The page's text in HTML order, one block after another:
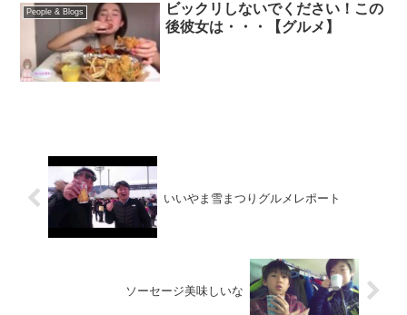
People & Blogs
ビックリしないでください！この
後彼女は・・・【グルメ】
いいやま雪まつりグルメレポート
ソーセージ美味しいな